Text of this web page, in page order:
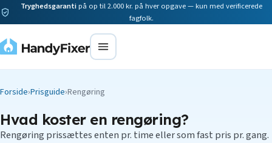
Tryghedsgarantipå op til 2.000 kr. på hver opgave — kun med verificerede
fagfolk.
Forside›Prisguide›Rengøring
Hvad koster en rengøring?
Rengøring prissættes enten pr. time eller som fast pris pr. gang.